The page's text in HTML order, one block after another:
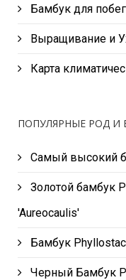
Бамбук для
Выращивание и
Карта
ПОПУЛЯРНЫЕ РОД И
Самый высокий
Золотой бамбук
'Aureocaulis'
Бамбук
Черный Бамбук